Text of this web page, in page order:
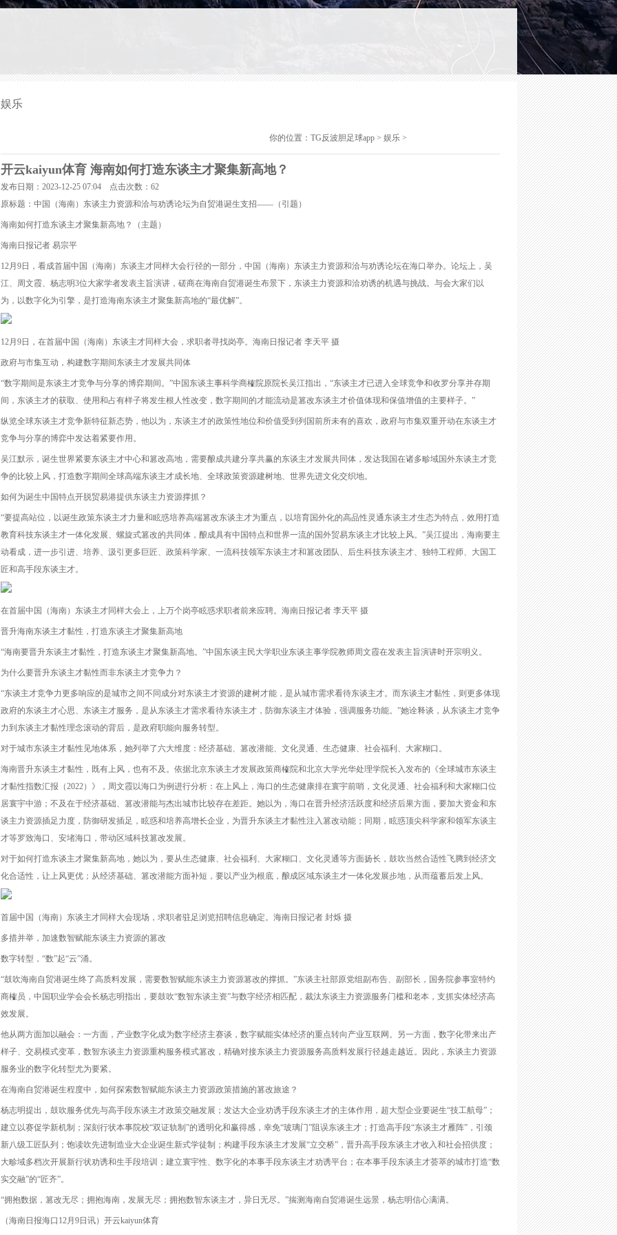
娱乐
你的位置： TG反波胆足球app> 娱乐>
开云kaiyun体育 海南如何打造东谈主才聚集新高地？
发布日期：2023-12-25 07:04 点击次数：62
原标题：中国（海南）东谈主力资源和洽与劝诱论坛为自贸港诞生支招——（引题）
海南如何打造东谈主才聚集新高地？（主题）
海南日报记者 易宗平
12月9日，看成首届中国（海南）东谈主才同样大会行径的一部分，中国（海南）东谈主力资源和洽与劝诱论坛在海口举办。论坛上，吴
江、周文霞、杨志明3位大家学者发表主旨演讲，磋商在海南自贸港诞生布景下，东谈主力资源和洽劝诱的机遇与挑战。与会大家们以
为，以数字化为引擎，是打造海南东谈主才聚集新高地的“最优解”。
12月9日，在首届中国（海南）东谈主才同样大会，求职者寻找岗亭。海南日报记者 李天平 摄
政府与市集互动，构建数字期间东谈主才发展共同体
“数字期间是东谈主才竞争与分享的博弈期间。”中国东谈主事科学商榷院原院长吴江指出，“东谈主才已进入全球竞争和收罗分享并存期
间，东谈主才的获取、使用和占有样子将发生根人性改变，数字期间的才能流动是篡改东谈主才价值体现和保值增值的主要样子。”
纵览全球东谈主才竞争新特征新态势，他以为，东谈主才的政策性地位和价值受到列国前所未有的喜欢，政府与市集双重开动在东谈主才
竞争与分享的博弈中发达着紧要作用。
吴江默示，诞生世界紧要东谈主才中心和篡改高地，需要酿成共建分享共赢的东谈主才发展共同体，发达我国在诸多畛域国外东谈主才竞
争的比较上风，打造数字期间全球高端东谈主才成长地、全球政策资源建树地、世界先进文化交织地。
如何为诞生中国特点开脱贸易港提供东谈主力资源撑抓？
“要提高站位，以诞生政策东谈主才力量和眩惑培养高端篡改东谈主才为重点，以培育国外化的高品性灵通东谈主才生态为特点，效用打造
教育科技东谈主才一体化发展、螺旋式篡改的共同体，酿成具有中国特点和世界一流的国外贸易东谈主才比较上风。”吴江提出，海南要主
动看成，进一步引进、培养、汲引更多巨匠、政策科学家、一流科技领军东谈主才和篡改团队、后生科技东谈主才、独特工程师、大国工
匠和高手段东谈主才。
在首届中国（海南）东谈主才同样大会上，上万个岗亭眩惑求职者前来应聘。海南日报记者 李天平 摄
晋升海南东谈主才黏性，打造东谈主才聚集新高地
“海南要晋升东谈主才黏性，打造东谈主才聚集新高地。”中国东谈主民大学职业东谈主事学院教师周文霞在发表主旨演讲时开宗明义。
为什么要晋升东谈主才黏性而非东谈主才竞争力？
“东谈主才竞争力更多响应的是城市之间不同成分对东谈主才资源的建树才能，是从城市需求看待东谈主才。而东谈主才黏性，则更多体现
政府的东谈主才心思、东谈主才服务，是从东谈主才需求看待东谈主才，防御东谈主才体验，强调服务功能。”她诠释谈，从东谈主才竞争
力到东谈主才黏性理念滚动的背后，是政府职能向服务转型。
对于城市东谈主才黏性见地体系，她列举了六大维度：经济基础、篡改潜能、文化灵通、生态健康、社会福利、大家糊口。
海南晋升东谈主才黏性，既有上风，也有不及。依据北京东谈主才发展政策商榷院和北京大学光华处理学院长入发布的《全球城市东谈主
才黏性指数汇报（2022）》，周文霞以海口为例进行分析：在上风上，海口的生态健康排在寰宇前哨，文化灵通、社会福利和大家糊口位
居寰宇中游；不及在于经济基础、篡改潜能与杰出城市比较存在差距。她以为，海口在晋升经济活跃度和经济后果方面，要加大资金和东
谈主力资源插足力度，防御研发插足，眩惑和培养高增长企业，为晋升东谈主才黏性注入篡改动能；同期，眩惑顶尖科学家和领军东谈主
才等罗致海口、安堵海口，带动区域科技篡改发展。
对于如何打造东谈主才聚集新高地，她以为，要从生态健康、社会福利、大家糊口、文化灵通等方面扬长，鼓吹当然合适性飞腾到经济文
化合适性，让上风更优；从经济基础、篡改潜能方面补短，要以产业为根底，酿成区域东谈主才一体化发展步地，从而蕴蓄后发上风。
首届中国（海南）东谈主才同样大会现场，求职者驻足浏览招聘信息确定。海南日报记者 封烁 摄
多措并举，加速数智赋能东谈主力资源的篡改
数字转型，“数”起“云”涌。
“鼓吹海南自贸港诞生终了高质料发展，需要数智赋能东谈主力资源篡改的撑抓。”东谈主社部原党组副布告、副部长，国务院参事室特约
商榷员，中国职业学会会长杨志明指出，要鼓吹“数智东谈主资”与数字经济相匹配，裁汰东谈主力资源服务门槛和老本，支抓实体经济高
效发展。
他从两方面加以融会：一方面，产业数字化成为数字经济主赛谈，数字赋能实体经济的重点转向产业互联网。另一方面，数字化带来出产
样子、交易模式变革，数智东谈主力资源重构服务模式篡改，精确对接东谈主力资源服务高质料发展行径越走越近。因此，东谈主力资源
服务业的数字化转型尤为要紧。
在海南自贸港诞生程度中，如何探索数智赋能东谈主力资源政策措施的篡改旅途？
杨志明提出，鼓吹服务优先与高手段东谈主才政策交融发展；发达大企业劝诱手段东谈主才的主体作用，超大型企业要诞生“技工航母”；
建立以赛促学新机制；深刻行状本事院校“双证轨制”的透明化和赢得感，幸免“玻璃门”阻误东谈主才；打造高手段“东谈主才雁阵”，引颈
新八级工匠队列；饱读吹先进制造业大企业诞生新式学徒制；构建手段东谈主才发展“立交桥”，晋升高手段东谈主才收入和社会招供度；
大畛域多档次开展新行状劝诱和生手段培训；建立寰宇性、数字化的本事手段东谈主才劝诱平台；在本事手段东谈主才荟萃的城市打造“数
实交融”的“匠齐”。
“拥抱数据，篡改无尽；拥抱海南，发展无尽；拥抱数智东谈主才，异日无尽。”揣测海南自贸港诞生远景，杨志明信心满满。
（海南日报海口12月9日讯）开云kaiyun体育